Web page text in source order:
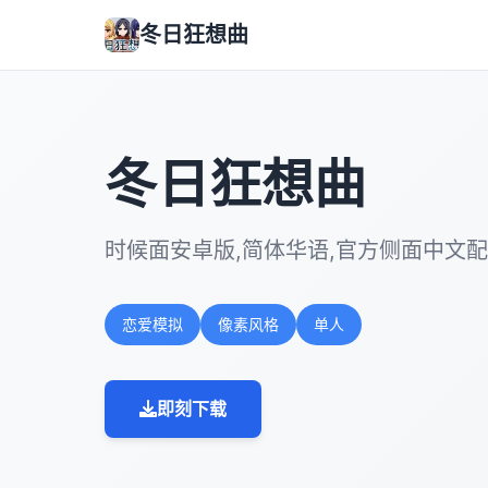
冬日狂想曲
冬日狂想曲
时候面安卓版,简体华语,官方侧面中文
恋爱模拟 像素风格 单人
即刻下载